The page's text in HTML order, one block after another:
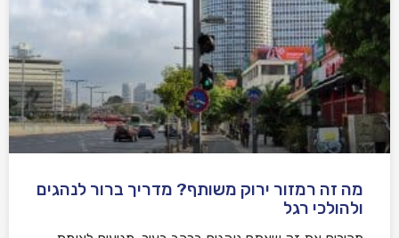
מה זה רמזור ירוק משותף? מדריך ברור לנהגים
ולהולכי רגל